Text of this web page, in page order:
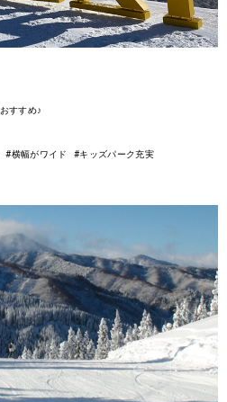
すすめ♪
#横幅がワイド
#キッズパーク充実